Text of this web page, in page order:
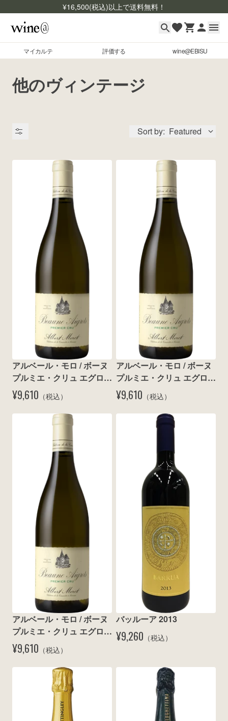
¥16,500(税込)以上で送料無料！
マイカルテ 評価する wine@EBISU
マイカルテ
評価する
商品検索
ログイン
よくあるご質問
お問い合わせ
他のヴィンテージ
Sort by: Featured
銘柄コード
アルベール・モロ / ボーヌ
プルミエ・クリュ エグロ
ブラン 2015
¥9,610 （税込）
アルベール・モロ / ボーヌ
プルミエ・クリュ エグロ
ブラン 2018
¥9,610 （税込）
アルベール・モロ / ボーヌ
プルミエ・クリュ エグロ
ブラン 2011
¥9,610 （税込）
バッルーア 2013
¥9,260 （税込）